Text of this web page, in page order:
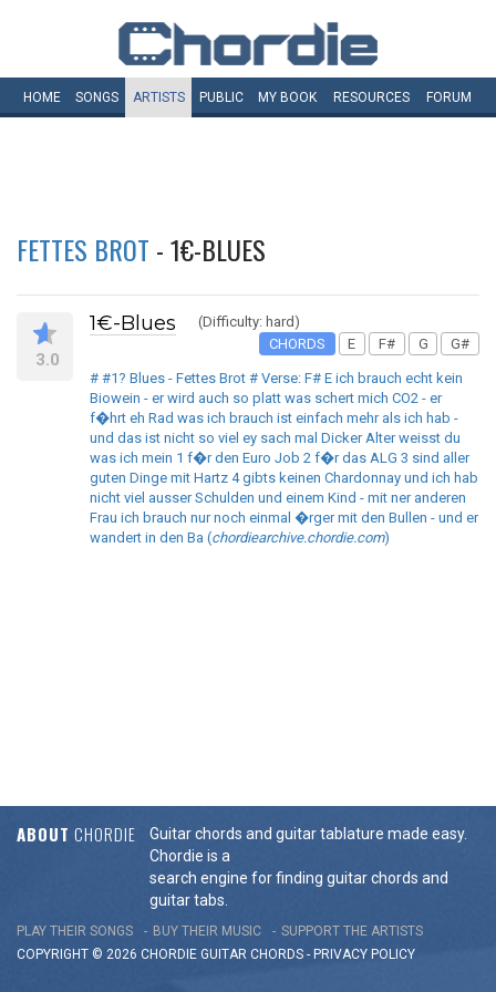
HOME SONGS ARTISTS PUBLIC MY BOOK RESOURCES FORUM
FETTES BROT - 1€-BLUES
3.0
1€-Blues
(Difficulty: hard)
CHORDS
E F# G G#
# #1? Blues - Fettes Brot # Verse: F# E ich brauch echt kein
Biowein - er wird auch so platt was schert mich CO2 - er
f�hrt eh Rad was ich brauch ist einfach mehr als ich hab -
und das ist nicht so viel ey sach mal Dicker Alter weisst du
was ich mein 1 f�r den Euro Job 2 f�r das ALG 3 sind aller
guten Dinge mit Hartz 4 gibts keinen Chardonnay und ich hab
nicht viel ausser Schulden und einem Kind - mit ner anderen
Frau ich brauch nur noch einmal �rger mit den Bullen - und er
wandert in den Ba (chordiearchive.chordie.com)
ABOUT CHORDIE
Guitar chords and guitar tablature made easy.
Chordie is a
search engine for finding guitar chords and
guitar tabs.
PLAY THEIR SONGS BUY THEIR MUSIC
SUPPORT THE ARTISTS
COPYRIGHT © 2026 CHORDIE GUITAR CHORDS - PRIVACY POLICY